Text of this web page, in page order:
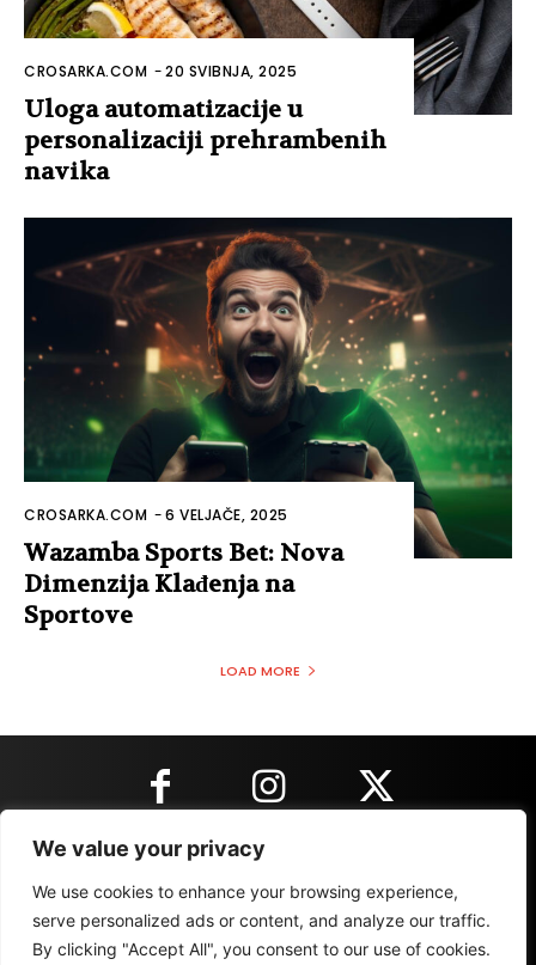
We value your privacy
We use cookies to enhance your browsing experience,
serve personalized ads or content, and analyze our traffic.
By clicking "Accept All", you consent to our use of cookies.
CROSARKA.COM -20 SVIBNJA, 2025
Uloga automatizacije u
personalizaciji prehrambenih
navika
CROSARKA.COM -6 VELJAČE, 2025
Wazamba Sports Bet: Nova
Dimenzija Klađenja na
Sportove
LOAD MORE
KONTAKT INFORMACIJE
IMPRESSUM MARKETING REZULTATI